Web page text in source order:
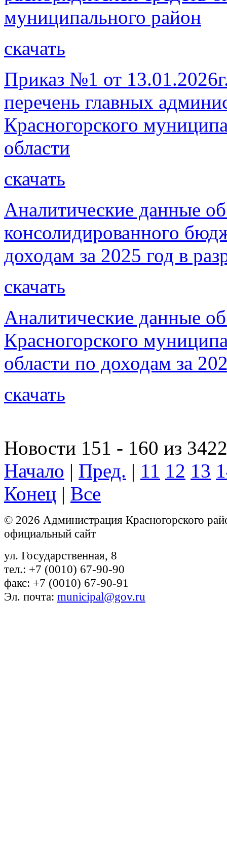
муниципального район
скачать
Приказ №1 от
перечень главных
Красногорского
области
скачать
Аналитические данные
консолидированного
доходам за 2025 год в
скачать
Аналитические данные
Красногорского
области по доходам за
скачать
Новости 151 - 160 из 3422
Начало | Пред. | 11 12 13
Конец | Все
© 2026 Администрация Красногорского
официальный сайт
ул. Государственная, 8
тел.: +7 (0010) 67-90-90
факс: +7 (0010) 67-90-91
Эл. почта: municipal@gov.ru